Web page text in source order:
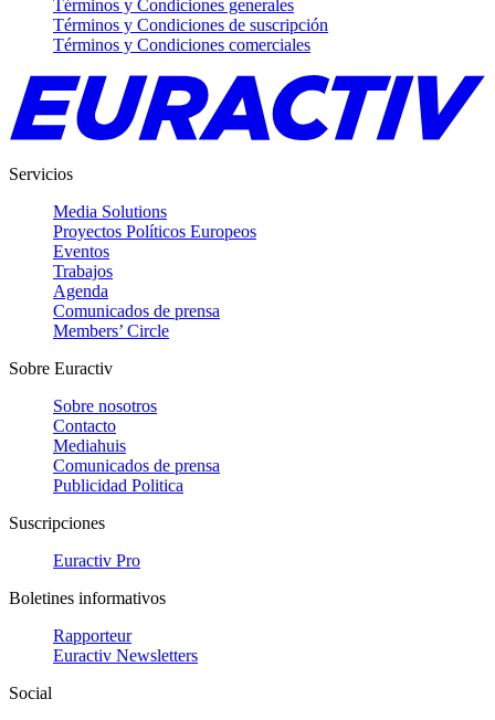
Términos y Condiciones generales
Términos y Condiciones de suscripción
Términos y Condiciones comerciales
Servicios
Media Solutions
Proyectos Políticos Europeos
Eventos
Trabajos
Agenda
Comunicados de prensa
Members’ Circle
Sobre Euractiv
Sobre nosotros
Contacto
Mediahuis
Comunicados de prensa
Publicidad Politica
Suscripciones
Euractiv Pro
Boletines informativos
Rapporteur
Euractiv Newsletters
Social